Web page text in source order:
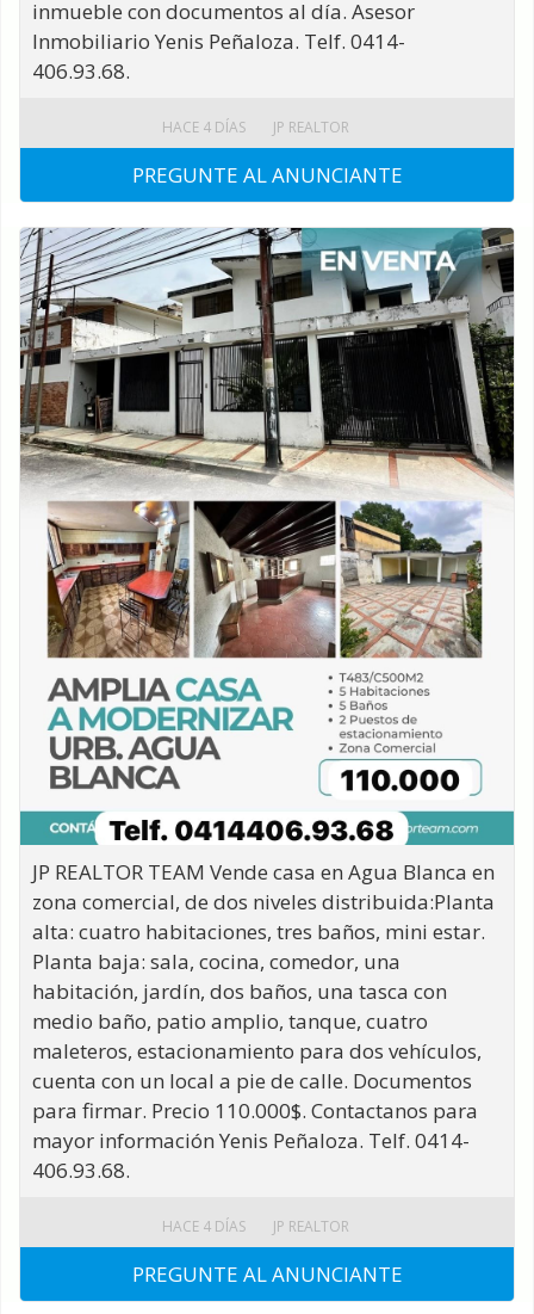
inmueble con documentos al día. Asesor
Inmobiliario Yenis Peñaloza. Telf. 0414-
406.93.68.
PREGUNTE AL ANUNCIANTE
HACE 4 DÍAS JP REALTOR
JP REALTOR TEAM Vende casa en Agua Blanca en
zona comercial, de dos niveles distribuida:Planta
alta: cuatro habitaciones, tres baños, mini estar.
Planta baja: sala, cocina, comedor, una
habitación, jardín, dos baños, una tasca con
medio baño, patio amplio, tanque, cuatro
maleteros, estacionamiento para dos vehículos,
cuenta con un local a pie de calle. Documentos
para firmar. Precio 110.000$. Contactanos para
mayor información Yenis Peñaloza. Telf. 0414-
406.93.68.
PREGUNTE AL ANUNCIANTE
HACE 4 DÍAS JP REALTOR